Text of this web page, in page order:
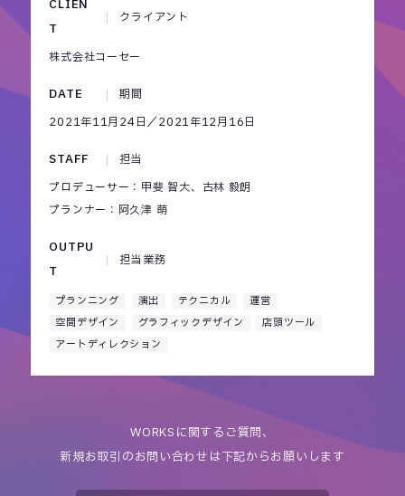
CLIEN
T
クライアント
株式会社コーセー
DATE
期間
2021年11月24日／2021年12月16日
STAFF
担当
プロデューサー：甲斐 智大、古林 毅朗
プランナー：阿久津 萌
OUTPU
T
担当業務
プランニング 演出 テクニカル
運営
空間デザイン
グラフィックデザイン
店頭ツール
アートディレクション
WORKSに関するご質問、
新規お取引のお問い合わせは下記からお願いします